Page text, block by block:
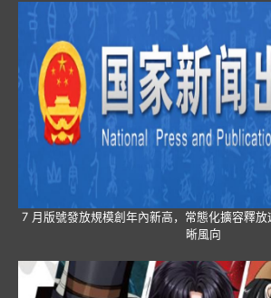
7 月版號發放規模創年內新高，常態化擴容釋
晰風向